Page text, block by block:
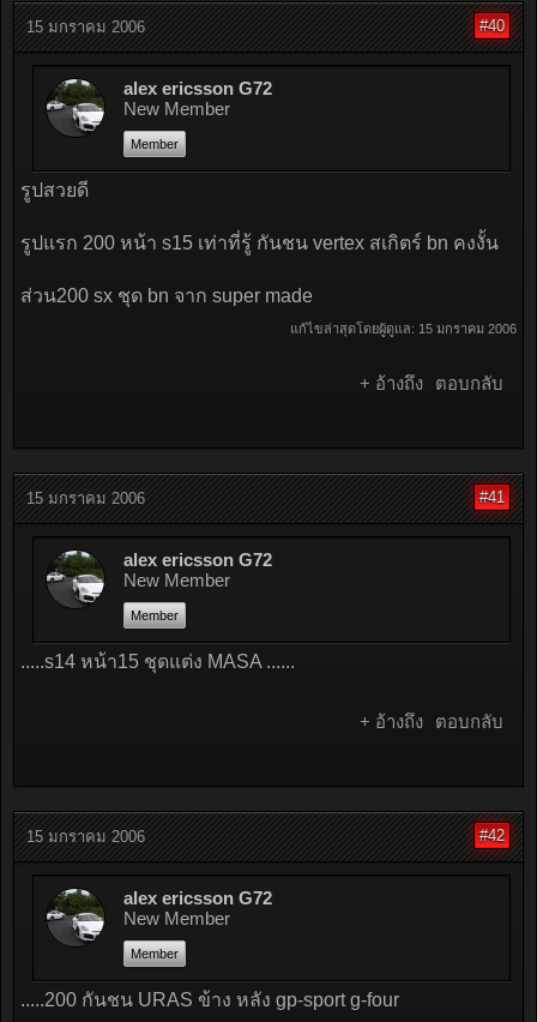
15 มกราคม 2006 #40
alex ericsson G72
New Member
Member
รูปสวยดี
รูปแรก 200 หน้า s15 เท่าที่รู้ กันชน vertex สเกิตร์ bn คงงั้น
ส่วน200 sx ชุด bn จาก super made
แก้ไขล่าสุดโดยผู้ดูแล: 15 มกราคม 2006
+ อ้างถึง ตอบกลับ
15 มกราคม 2006 #41
alex ericsson G72
New Member
Member
.....s14 หน้า15 ชุดแต่ง MASA ......
+ อ้างถึง ตอบกลับ
15 มกราคม 2006 #42
alex ericsson G72
New Member
Member
.....200 กันชน URAS ข้าง หลัง gp-sport g-four